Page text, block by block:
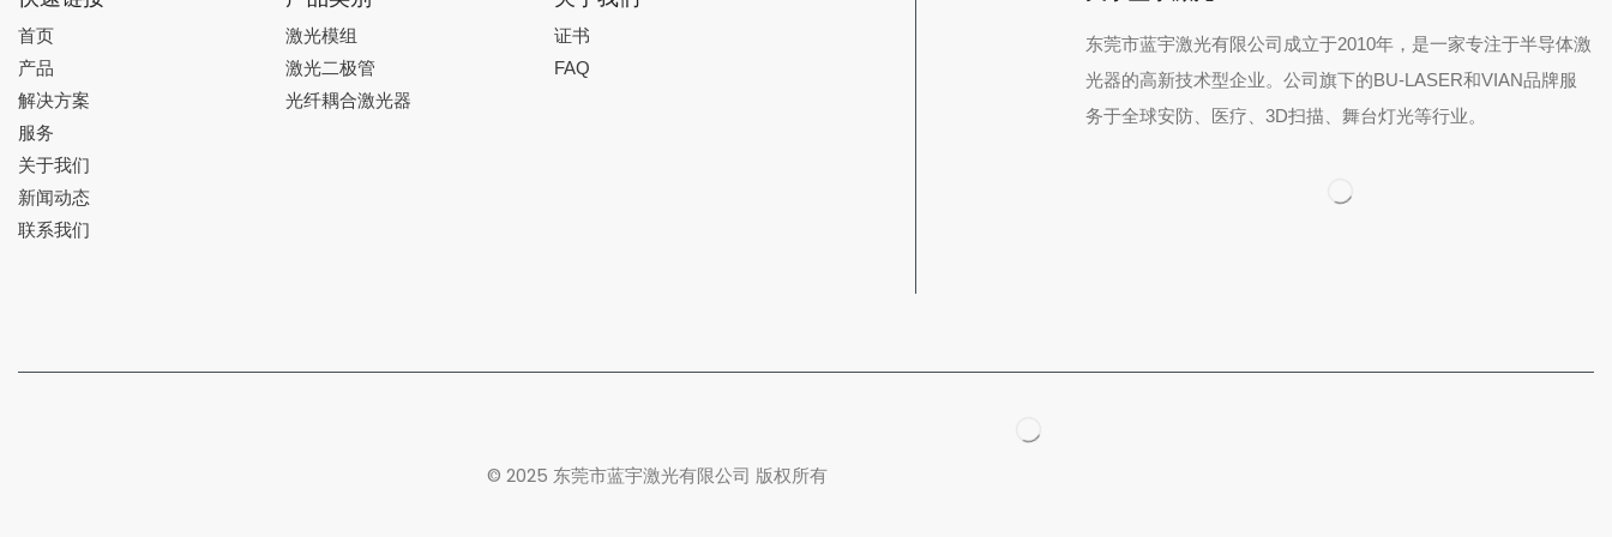
首页
产品
解决方案
服务
关于我们
新闻动态
联系我们
激光模组
激光二极管
光纤耦合激光器
证书
FAQ
东莞市蓝宇激光有限公司成立于2010年，是一家专注于半导体激
光器的高新技术型企业。公司旗下的BU-LASER和VIAN品牌服
务于全球安防、医疗、3D扫描、舞台灯光等行业。
© 2025 东莞市蓝宇激光有限公司 版权所有